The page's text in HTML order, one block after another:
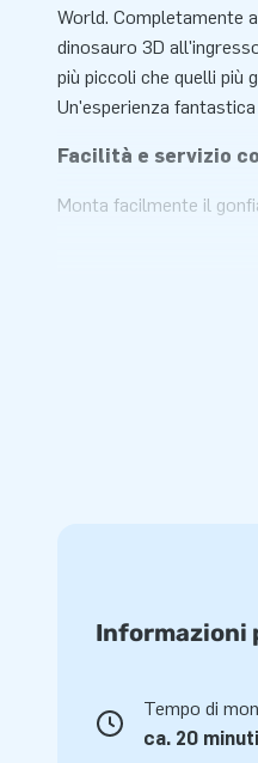
World. Completamente
dinosauro 3D
più piccoli che quelli più
Un'esperienza
Facilità e servizio
Monta facilmente il
un solo pezzo
Da JB Gonfiabili siamo
che garantiscono
gonfiabile rispetti gli
World e preparati ad
Informazioni
Tempo di
ca. 20 minuti